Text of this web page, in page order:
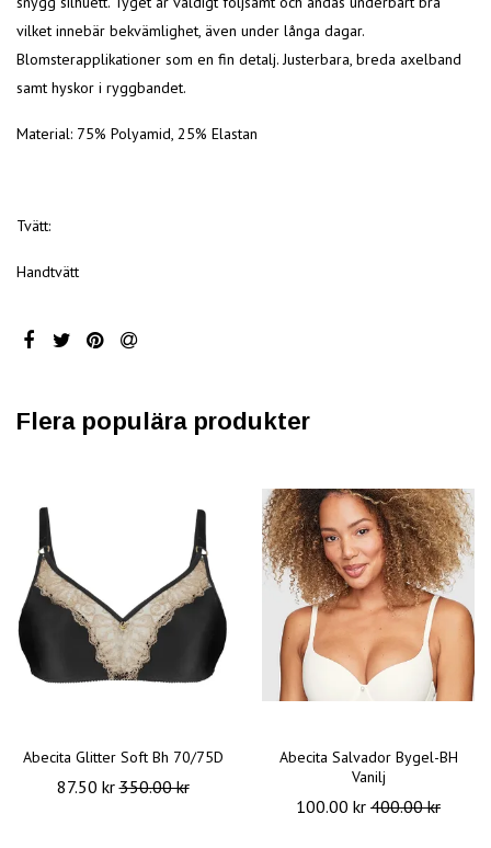
vilket innebär bekvämlighet, även under långa dagar.
Blomsterapplikationer som en fin detalj. Justerbara, breda axelband
samt hyskor i ryggbandet.
Material: 75% Polyamid, 25% Elastan
Tvätt:
Handtvätt
Flera populära produkter
Abecita Glitter Soft Bh 70/75D
87.50 kr350.00 kr
Abecita Salvador Bygel-BH
Vanilj
100.00 kr 400.00 kr